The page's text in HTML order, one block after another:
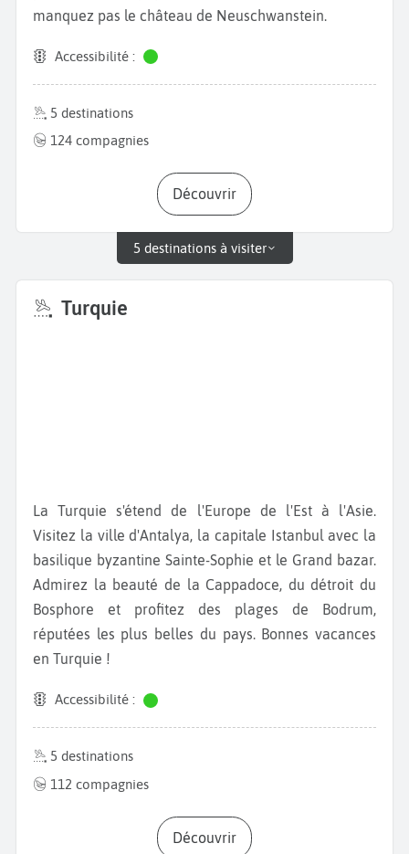
manquez pas le château de Neuschwanstein.
Accessibilité :
5 destinations
124 compagnies
Découvrir
5 destinations à visiter
Turquie
La Turquie s'étend de l'Europe de l'Est à l'Asie.
Visitez la ville d'Antalya, la capitale Istanbul avec la
basilique byzantine Sainte-Sophie et le Grand bazar.
Admirez la beauté de la Cappadoce, du détroit du
Bosphore et profitez des plages de Bodrum,
réputées les plus belles du pays. Bonnes vacances
en Turquie !
Accessibilité :
5 destinations
112 compagnies
Découvrir